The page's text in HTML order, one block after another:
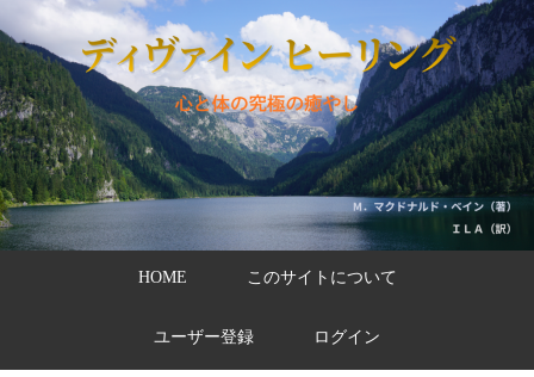
HOME このサイトについて
ユーザー登録 ログイン